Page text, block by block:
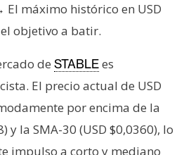
El máximo histórico en USD
objetivo a batir.
de STABLEes
El precio actual de USD
por encima de la
y la SMA-30 (USD $0,0360), lo
impulso a corto y mediano